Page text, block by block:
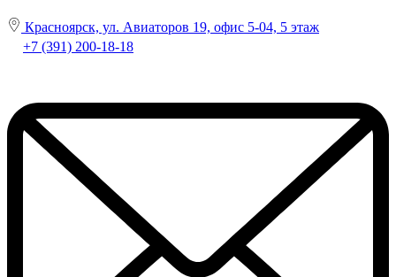
Красноярск, ул. Авиаторов 19, офис 5-04, 5 этаж
+7 (391) 200-18-18